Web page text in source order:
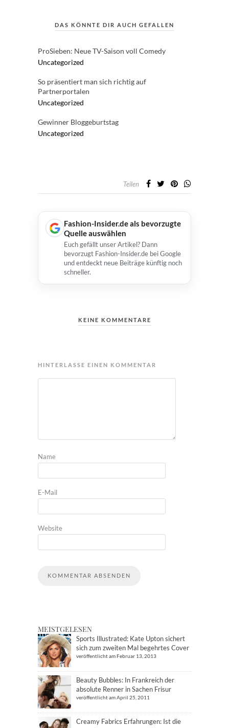
DAS KÖNNTE DIR AUCH GEFALLEN
ProSieben: Neue TV-Saison voll Comedy
Uncategorized
So präsentiert man sich richtig auf
Partnerportalen
Uncategorized
Gewinner Bloggeburtstag
Uncategorized
Teilen
Fashion-Insider.de als bevorzugte
Quelle auswählen
Euch gefällt unser Artikel? Dann
bevorzugt Fashion-Insider.de bei Google
und entdeckt neue Beiträge künftig noch
schneller.
KEINE KOMMENTARE
HINTERLASSE EINEN KOMMENTAR
Name
E-Mail
Website
MEISTGELESEN
Sports Illustrated: Kate Upton sichert
sich zum zweiten Mal begehrtes Cover
veröffentlicht am Februar 13, 2013
Beauty Bubbles: In Frankreich der
absolute Renner in Sachen Frisur
veröffentlicht am April 25, 2011
Creamy Fabrics Erfahrungen: Ist die